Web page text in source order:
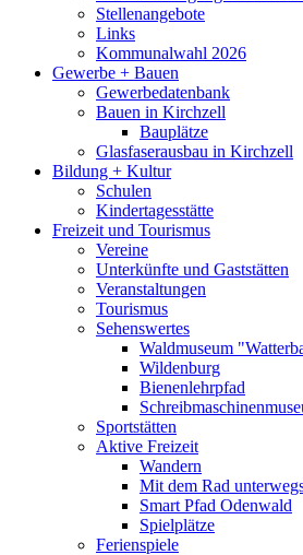
Stellenangebote
Links
Kommunalwahl 2026
Gewerbe + Bauen
Gewerbedatenbank
Bauen in Kirchzell
Bauplätze
Glasfaserausbau in Kirchzell
Bildung + Kultur
Schulen
Kindertagesstätte
Freizeit und Tourismus
Vereine
Unterkünfte und Gaststätten
Veranstaltungen
Tourismus
Sehenswertes
Waldmuseum
Wildenburg
Bienenlehrpfad
Sportstätten
Aktive Freizeit
Wandern
Mit dem Rad
Smart Pfad Odenwald
Spielplätze
Ferienspiele